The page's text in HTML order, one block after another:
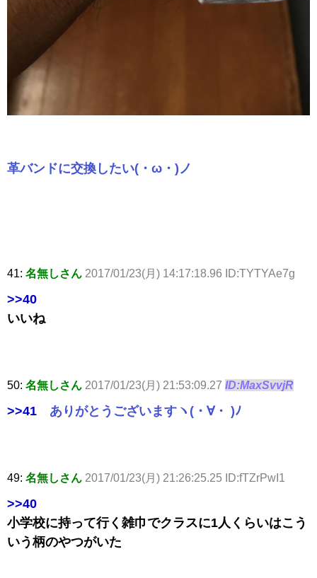
革バンドに交換したい(・ω・)ノ
41: 名無しさん 2017/01/23(月) 14:17:18.96 ID:TYTYAe7g
>>40
いいね
50: 名無しさん 2017/01/23(月) 21:53:09.27 ID:MaxSvvjR
>>41 ありがとうございますヽ(・∀・ )ﾉ
49: 名無しさん 2017/01/23(月) 21:26:25.25 ID:fTZrPwI1
>>40
小学校に持って行く雑巾でクラスに1人くらいはこう
いう柄のやつがいた